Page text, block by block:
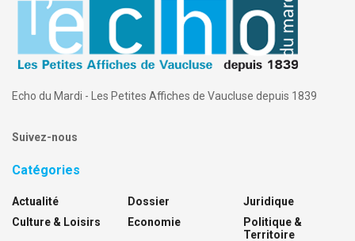
Echo du Mardi - Les Petites Affiches de Vaucluse depuis 1839
Suivez-nous
Catégories
Actualité
Culture & Loisirs
Dossier
Economie
Juridique
Politique &
Territoire